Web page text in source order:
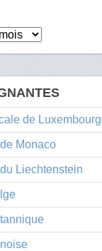
de Luxembourg
Monaco
Liechtenstein